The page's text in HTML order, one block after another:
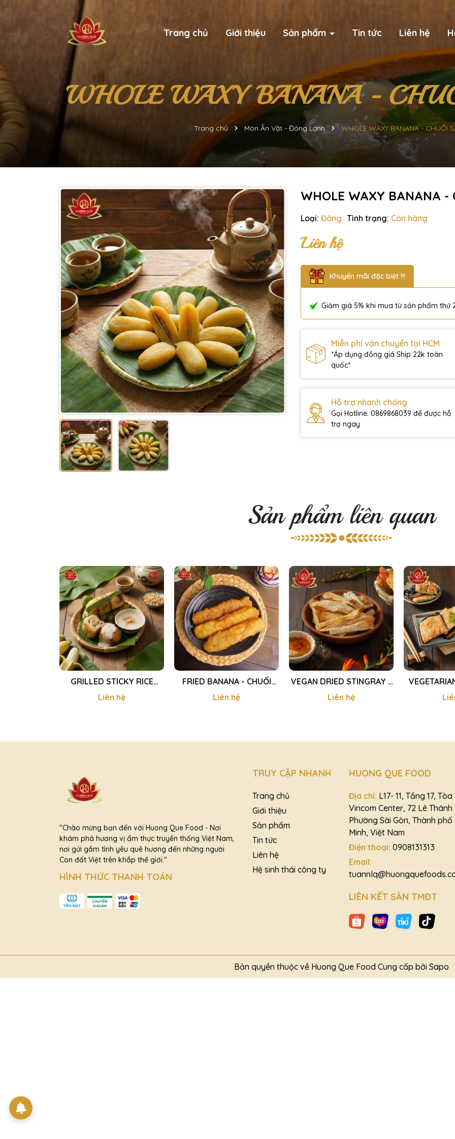
Trang chủ Giới thiệu Sản phẩm Tin tức Liên hệ
WHOLE WAXY BANANA -
Trang chủ Món Ăn Vặt - Đông Lạnh WHOLE WAXY BANANA - CHUỐI
WHOLE WAXY BANANA -
Loại: Đông Tình trạng: Còn hàng
Liên hệ
Khuyến mãi đặc biệt !!!
Giảm giá 5% khi mua từ sản phẩm thứ
Miễn phí vận chuyển tại HCM
*Áp dụng đồng giá Ship 22k toàn
quốc*
Hỗ trợ nhanh chóng
Gọi Hotline: 0869868039 để được hỗ
trợ ngay
Sản phẩm liên quan
GRILLED STICKY RICE
BANANA - CHUỐI NẾP
NƯỚNG 440G
Liên hệ
FRIED BANANA - CHUỐI
CHIÊN 350G
Liên hệ
VEGAN DRIED STINGRAY -
KHÔ CÁ ĐUỐI CHAY 300g
Liên hệ
KHÔ CÁ
"Chào mừng bạn đến với Huong Que Food - Nơi
khám phá hương vị ẩm thực truyền thống Việt Nam,
nơi gửi gắm tình yêu quê hương đến những người
Con đất Việt trên khắp thế giới."
HÌNH THỨC THANH TOÁN
TRUY CẬP NHANH
Trang chủ
Giới thiệu
Sản phẩm
Tin tức
Liên hệ
Hệ sinh thái công ty
HUONG QUE FOOD
Địa chỉ: L17- 11, Tầng 17,
Vincom Center, 72 Lê Thánh
Phường Sài Gòn, Thành phố
Minh, Việt Nam
Điện thoại: 0908131313
Email:
LIÊN KẾT SÀN TMĐT
Bản quyền thuộc về Huong Que Food Cung cấp bởi Sapo